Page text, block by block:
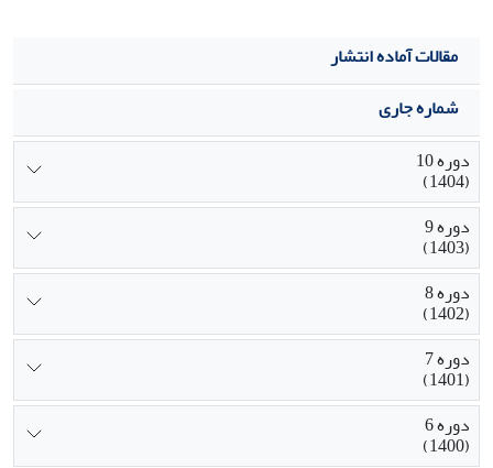
مقالات آماده انتشار
شماره جاری
دوره 10
(1404)
دوره 9
(1403)
دوره 8
(1402)
دوره 7
(1401)
دوره 6
(1400)